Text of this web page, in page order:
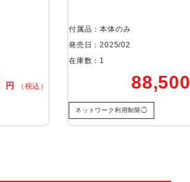
超広角：約1200万画素
広角：約5000万画素
望遠：約1000万画素
約1200万画素
4000mAh
円 （税込）
付属品：本体のみ
発売日：2025/02
在庫数：1
88,500
ネットワーク利用制限◯